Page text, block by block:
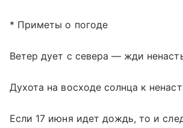
* Приметы о погоде
Ветер дует с севера — жди
Духота на восходе солнца к
Если 17 июня идет дождь, то и